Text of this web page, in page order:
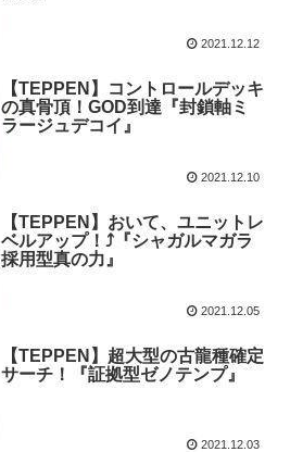
2021.12.12
【TEPPEN】コントロールデッキ
の真骨頂！GOD到達『封鎖軸ミ
ラージュデコイ』
2021.12.10
【TEPPEN】おいて、ユニットレ
ベルアップ！⤴️『シャガルマガラ
採用型真の力』
2021.12.05
【TEPPEN】超大型の古龍種確定
サーチ！『証拠型ゼノテンプ』
2021.12.03